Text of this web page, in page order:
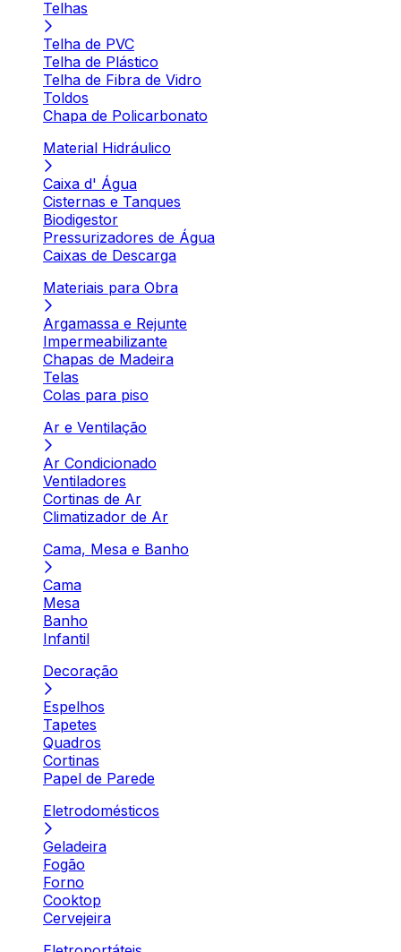
Telhas
Telha de PVC
Telha de Plástico
Telha de Fibra de Vidro
Toldos
Chapa de Policarbonato
Material Hidráulico
Caixa d' Água
Cisternas e Tanques
Biodigestor
Pressurizadores de Água
Caixas de Descarga
Materiais para Obra
Argamassa e Rejunte
Impermeabilizante
Chapas de Madeira
Telas
Colas para piso
Ar e Ventilação
Ar Condicionado
Ventiladores
Cortinas de Ar
Climatizador de Ar
Cama, Mesa e Banho
Cama
Mesa
Banho
Infantil
Decoração
Espelhos
Tapetes
Quadros
Cortinas
Papel de Parede
Eletrodomésticos
Geladeira
Fogão
Forno
Cooktop
Cervejeira